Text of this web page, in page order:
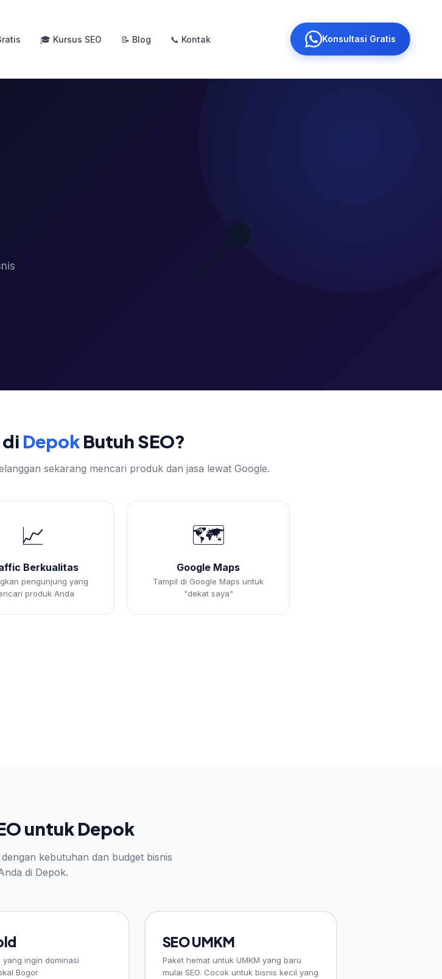
🎓 Kursus SEO 📝 Blog 📞 Kontak Konsultasi Gratis
📍
di DepokButuh SEO?
sekarang mencari produk dan jasa lewat Google.
📈
Berkualitas
pengunjung yang
produk Anda
🗺️
Google Maps
Tampil di Google Maps untuk
"dekat saya"
untuk Depok
kebutuhan dan budget bisnis
di Depok.
yang ingin dominasi
Bogor
SEO UMKM
Paket hemat untuk UMKM yang baru
mulai SEO. Cocok untuk bisnis kecil yang